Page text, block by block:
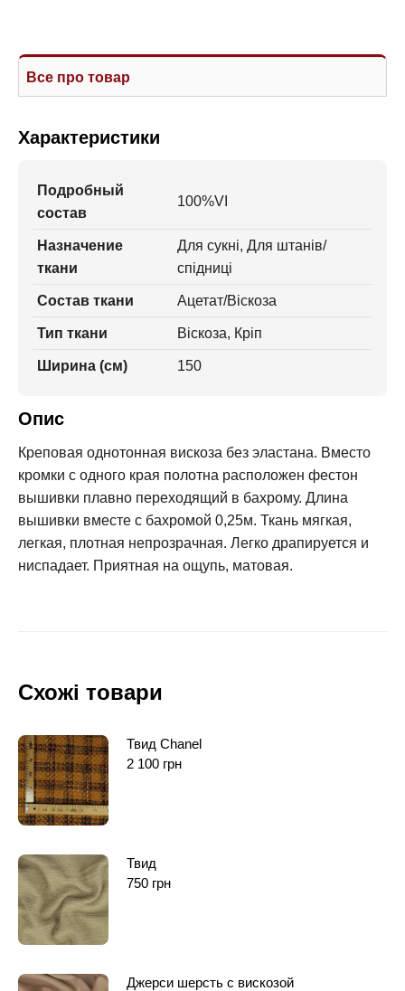
Все про товар
Характеристики
Подробный
состав
100%VI
Назначение
ткани
Для сукні, Для штанів/
спідниці
Состав ткани Ацетат/Віскоза
Тип ткани Віскоза, Кріп
Ширина (см) 150
Опис
Креповая однотонная вискоза без эластана. Вместо
кромки с одного края полотна расположен фестон
вышивки плавно переходящий в бахрому. Длина
вышивки вместе с бахромой 0,25м. Ткань мягкая,
легкая, плотная непрозрачная. Легко драпируется и
ниспадает. Приятная на ощупь, матовая.
Схожі товари
Твид Chanel
2 100 грн
Твид
750 грн
Джерси шерсть с вискозой